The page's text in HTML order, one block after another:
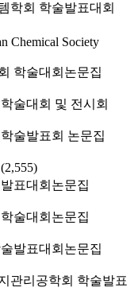
학회 학술발표대회
Chemical Society
학술대회논문집
술대회 및 전시회
술발표회 논문집
(2,555)
표대회논문집
술대회논문집
발표대회논문집
관리공학회 학술발표